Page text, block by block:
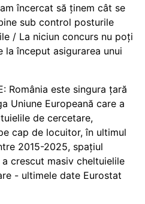
încercat să ținem cât se
sub control posturile
/ La niciun concurs nu poți
la început asigurarea unui
România este singura țară
Uniune Europeană care a
de cercetare,
cap de locuitor, în ultimul
2015-2025, spațiul
crescut masiv cheltuielile
- ultimele date Eurostat